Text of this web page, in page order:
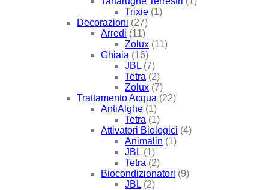
Trixie (1)
Decorazioni (27)
Arredi (11)
Zolux (11)
Ghiaia (16)
JBL (7)
Tetra (2)
Zolux (7)
Trattamento Acqua (22)
AntiAlghe (1)
Tetra (1)
Attivatori Biologici (4)
Animalin (1)
JBL (1)
Tetra (2)
Biocondizionatori (9)
JBL (2)